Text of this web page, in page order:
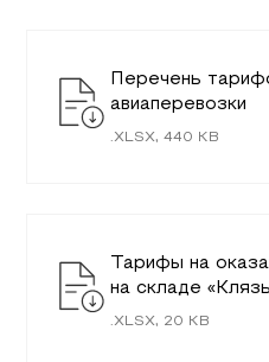
Перечень
авиаперевозки
. XLSX,440 KB
Тарифы на
на складе
. XLSX, 20 KB